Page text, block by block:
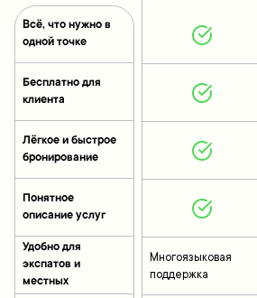
Всё, что нужно в
одной точке
Бесплатно для
клиента
Лёгкое и быстрое
бронирование
Понятное
описание услуг
Удобно для
экспатов и
местных
Многоязыковая
поддержка